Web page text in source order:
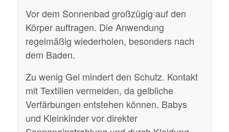
Vor dem Sonnenbad großzügig auf den
Körper auftragen. Die Anwendung
regelmäßig wiederholen, besonders nach
dem Baden.
Zu wenig Gel mindert den Schutz. Kontakt
mit Textilien vermeiden, da gelbliche
Verfärbungen entstehen können. Babys
und Kleinkinder vor direkter